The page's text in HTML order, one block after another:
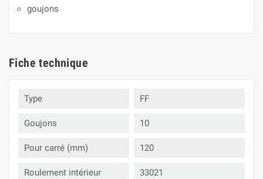
goujons
Fiche technique
Type FF
Goujons 10
Pour carré (mm) 120
Roulement intérieur 33021